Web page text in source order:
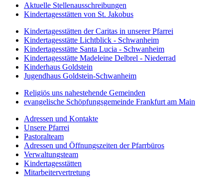
Aktuelle Stellenausschreibungen
Kindertagesstätten von St. Jakobus
Kindertagesstätten der Caritas in unserer Pfarrei
Kindertagesstätte Lichtblick - Schwanheim
Kindertagesstätte Santa Lucia - Schwanheim
Kindertagesstätte Madeleine Delbrel - Niederrad
Kinderhaus Goldstein
Jugendhaus Goldstein-Schwanheim
Religiös uns nahestehende Gemeinden
evangelische Schöpfungsgemeinde Frankfurt am Main
Adressen und Kontakte
Unsere Pfarrei
Pastoralteam
Adressen und Öffnungszeiten der Pfarrbüros
Verwaltungsteam
Kindertagesstätten
Mitarbeitervertretung